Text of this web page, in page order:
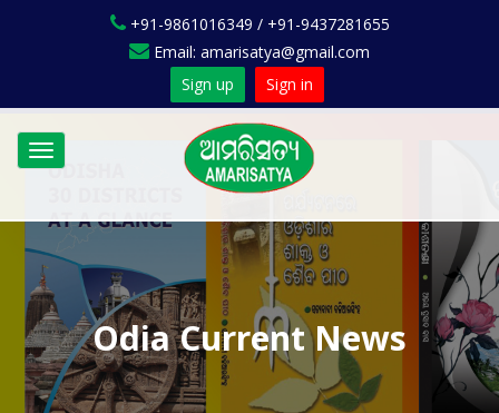
+91-9861016349 / +91-9437281655
Email: amarisatya@gmail.com
Sign up
Sign in
Toggle
navigation
Odia Current News